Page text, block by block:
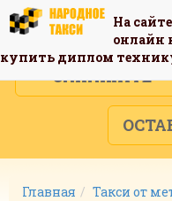
На сайте
онлайн
купить диплом
ЗАКАЖИТЕ
Главная Такси от